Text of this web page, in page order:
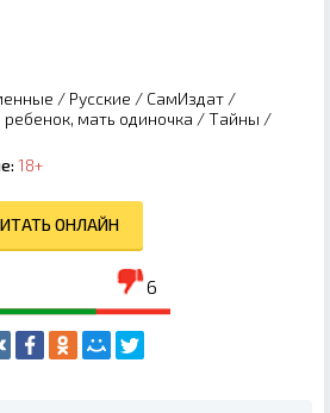
/ Русские / СамИздат /
мать одиночка /Тайны /
18+
ОНЛАЙН
6